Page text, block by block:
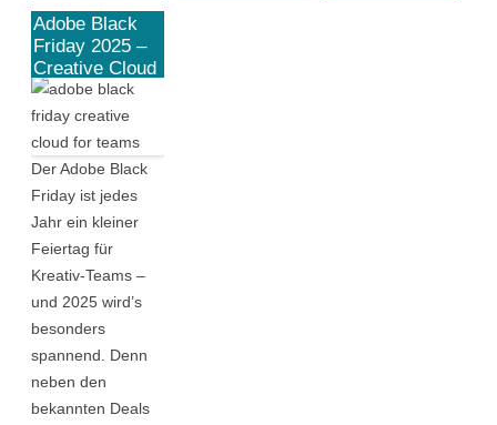
umsetzen wollen.
Das Highlight:
Creative Cloud Pro
gibt es im ersten
Jahr mit 50 %
Rabatt, gültig für
neue Jahresabos
mit monatlicher
Abrechnung. Für
Schüler,
Studierende […]
Adobe Black
Friday 2025 –
Creative Cloud
for Teams zum
Top-Preis
Der Adobe Black
Friday ist jedes
Jahr ein kleiner
Feiertag für
Kreativ-Teams –
und 2025 wird’s
besonders
spannend. Denn
neben den
bekannten Deals